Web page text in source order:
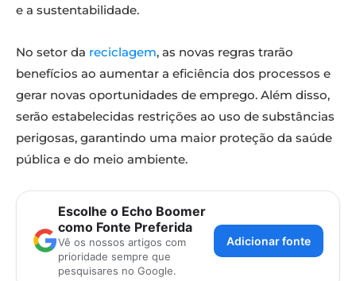
e a sustentabilidade.
No setor da reciclagem, as novas regras trarão
benefícios ao aumentar a eficiência dos processos e
gerar novas oportunidades de emprego. Além disso,
serão estabelecidas restrições ao uso de substâncias
perigosas, garantindo uma maior proteção da saúde
pública e do meio ambiente.
Escolhe o Echo Boomer
como Fonte Preferida
Vê os nossos artigos com
prioridade sempre que
pesquisares no Google.
Adicionar fonte